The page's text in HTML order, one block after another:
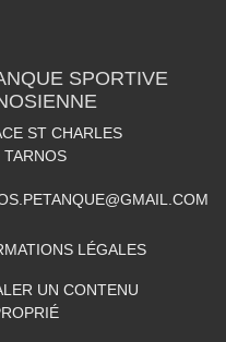
SPORTIVE
ST CHARLES
TARNOS
LÉGALES
UN CONTENU